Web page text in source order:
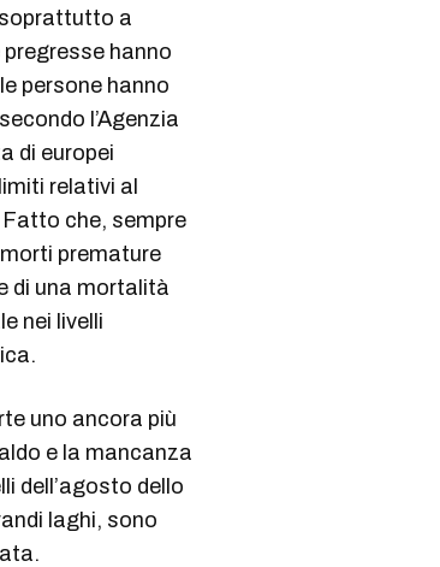
a
hanno
persone hanno
l’Agenzia
di europei
relativi al
che, sempre
premature
di una mortalità
nei livelli
uno ancora più
e la mancanza
dell’agosto dello
laghi, sono